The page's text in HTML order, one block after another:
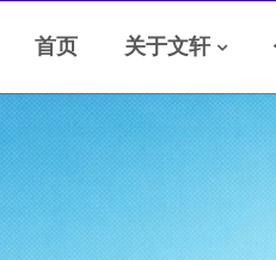
首页 关于文轩